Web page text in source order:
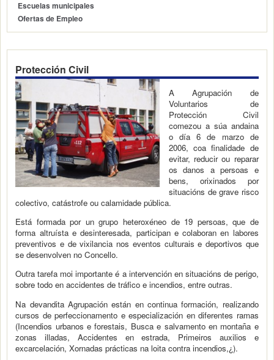
Escuelas municipales
Ofertas de Empleo
Protección Civil
A Agrupación de
Voluntarios de
Protección Civil
comezou a súa andaina
o día 6 de marzo de
2006, coa finalidade de
evitar, reducir ou reparar
os danos a persoas e
bens, orixinados por
situacións de grave risco
colectivo, catástrofe ou calamidade pública.
Está formada por un grupo heteroxéneo de 19 persoas, que de
forma altruísta e desinteresada, participan e colaboran en labores
preventivos e de vixilancia nos eventos culturais e deportivos que
se desenvolven no Concello.
Outra tarefa moi importante é a intervención en situacións de perigo,
sobre todo en accidentes de tráfico e incendios, entre outras.
Na devandita Agrupación están en continua formación, realizando
cursos de perfeccionamento e especialización en diferentes ramas
(Incendios urbanos e forestais, Busca e salvamento en montaña e
zonas illadas, Accidentes en estrada, Primeiros auxilios e
excarcelación, Xornadas prácticas na loita contra incendios,¿).